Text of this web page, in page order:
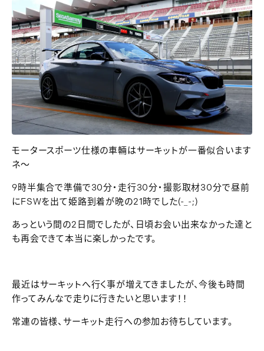
モータースポーツ仕様の車輛はサーキットが一番似合います
ネ～
9時半集合で準備で30分・走行30分・撮影取材30分で昼前
にFSWを出て姫路到着が晩の21時でした(-_-;)
あっという間の2日間でしたが、日頃お会い出来なかった達と
も再会できて本当に楽しかったです。
最近はサーキットへ行く事が増えてきましたが、今後も時間
作ってみんなで走りに行きたいと思います！！
常連の皆様、サーキット走行への参加お待ちしています。